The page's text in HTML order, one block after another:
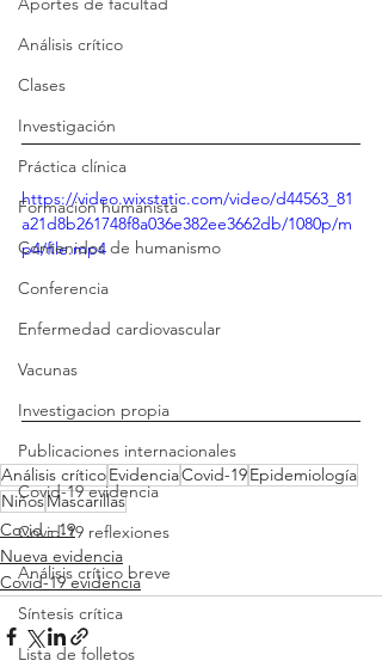
Análisis crítico
Clases
Investigación
Práctica clínica
Formación humanista
Contenidos de humanismo
Conferencia
Enfermedad cardiovascular
Vacunas
Investigacion propia
Publicaciones internacionales
Covid-19 evidencia
Covid-19 reflexiones
Análisis crítico breve
Síntesis crítica
Lista de folletos
https://video.wixstatic.com/video/d44563_81
a21d8b261748f8a036e382ee3662db/1080p/m
p4/file.mp4
Análisis críticoEvidenciaCovid-19Epidemiología
NiñosMascarillas
Covid - 19
Nueva evidencia
Covid-19 evidencia